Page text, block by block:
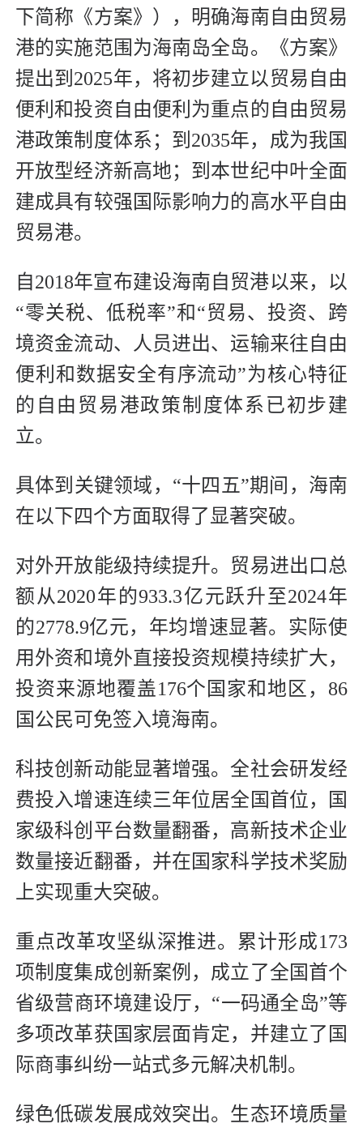
下简称《方案》），明确海南自由贸易
港的实施范围为海南岛全岛。《方案》
提出到2025年，将初步建立以贸易自由
便利和投资自由便利为重点的自由贸易
港政策制度体系；到2035年，成为我国
开放型经济新高地；到本世纪中叶全面
建成具有较强国际影响力的高水平自由
贸易港。
自2018年宣布建设海南自贸港以来，以
“零关税、低税率”和“贸易、投资、跨
境资金流动、人员进出、运输来往自由
便利和数据安全有序流动”为核心特征
的自由贸易港政策制度体系已初步建
立。
具体到关键领域，“十四五”期间，海南
在以下四个方面取得了显著突破。
对外开放能级持续提升。贸易进出口总
额从2020年的933.3亿元跃升至2024年
的2778.9亿元，年均增速显著。实际使
用外资和境外直接投资规模持续扩大，
投资来源地覆盖176个国家和地区，86
国公民可免签入境海南。
科技创新动能显著增强。全社会研发经
费投入增速连续三年位居全国首位，国
家级科创平台数量翻番，高新技术企业
数量接近翻番，并在国家科学技术奖励
上实现重大突破。
重点改革攻坚纵深推进。累计形成173
项制度集成创新案例，成立了全国首个
省级营商环境建设厅，“一码通全岛”等
多项改革获国家层面肯定，并建立了国
际商事纠纷一站式多元解决机制。
绿色低碳发展成效突出。生态环境质量